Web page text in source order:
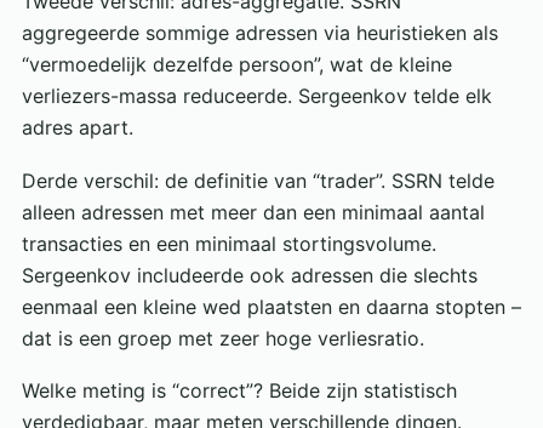
aggregeerde sommige adressen via heuristieken als
“vermoedelijk dezelfde persoon”, wat de kleine
verliezers-massa reduceerde. Sergeenkov telde elk
adres apart.
Derde verschil: de definitie van “trader”. SSRN telde
alleen adressen met meer dan een minimaal aantal
transacties en een minimaal stortingsvolume.
Sergeenkov includeerde ook adressen die slechts
eenmaal een kleine wed plaatsten en daarna stopten –
dat is een groep met zeer hoge verliesratio.
Welke meting is “correct”? Beide zijn statistisch
verdedigbaar, maar meten verschillende dingen.